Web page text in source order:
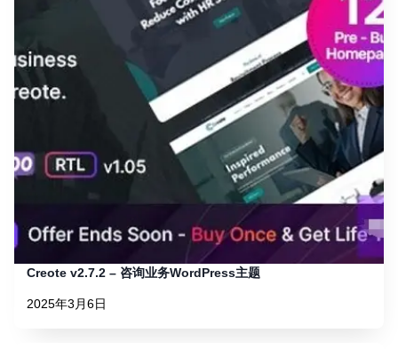
Creote v2.7.2 – 咨询业务WordPress主题
2025年3月6日